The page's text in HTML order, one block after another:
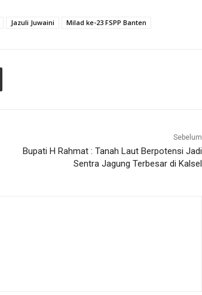
Jazuli Juwaini Milad ke-23 FSPP Banten
Sebelum
Bupati H Rahmat : Tanah Laut Berpotensi Jadi
Sentra Jagung Terbesar di Kalsel